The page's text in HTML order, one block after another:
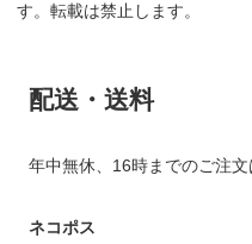
す。転載は禁止します。
配送・送料
年中無休、16時までのご注文
ネコポス